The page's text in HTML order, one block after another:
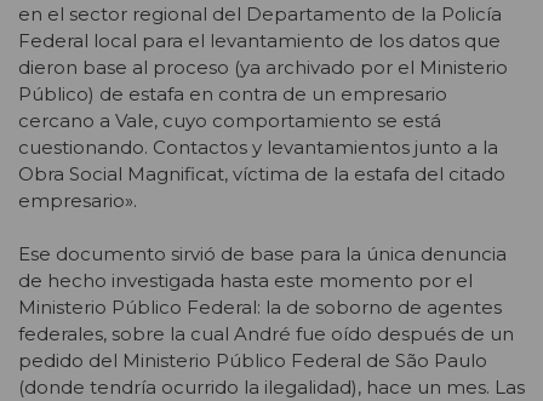
en el sector regional del Departamento de la Policía
Federal local para el levantamiento de los datos que
dieron base al proceso (ya archivado por el Ministerio
Público) de estafa en contra de un empresario
cercano a Vale, cuyo comportamiento se está
cuestionando. Contactos y levantamientos junto a la
Obra Social Magnificat, víctima de la estafa del citado
empresario».
Ese documento sirvió de base para la única denuncia
de hecho investigada hasta este momento por el
Ministerio Público Federal: la de soborno de agentes
federales, sobre la cual André fue oído después de un
pedido del Ministerio Público Federal de São Paulo
(donde tendría ocurrido la ilegalidad), hace un mes. Las